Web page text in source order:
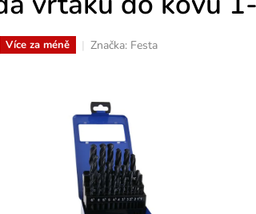
Více za méně Značka: Festa